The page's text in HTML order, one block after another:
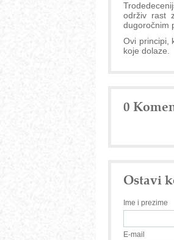
održiv rast
dugoročnim
Ovi principi,
koje dolaze.
0
Ostavi
Ime i prezime
E-mail